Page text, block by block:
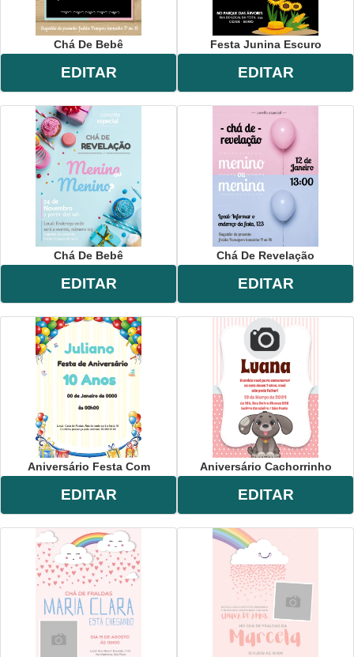
Chá De Bebê
EDITAR
Festa Junina Escuro
EDITAR
Chá De Bebê
EDITAR
Chá De Revelação
EDITAR
Aniversário Festa Com
EDITAR
Aniversário Cachorrinho
EDITAR